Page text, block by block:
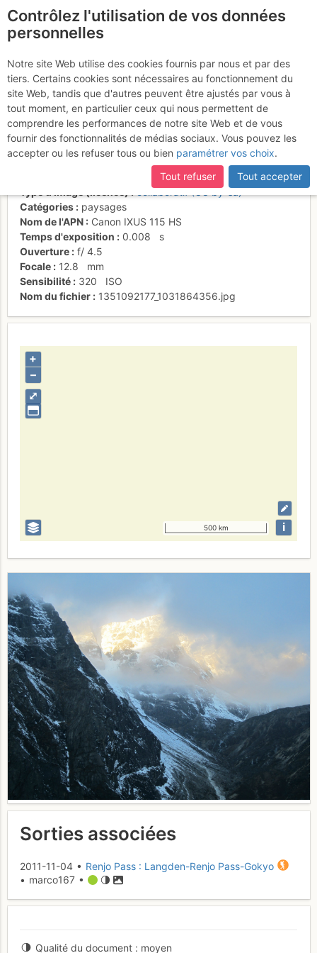
Levée de soleil dans la
montée au Renjo Pass
Activités
Date/heure
collaboratif (CC by-sa)
Catégories
paysages
Nom de l'APN
Canon IXUS 115 HS
Temps d'exposition
0.008
s
Ouverture
f/ 4.5
Focale
12.8
mm
Sensibilité
320
ISO
Nom du fichier
1351092177_1031864356.jpg
⤢
+
–
500 km i
Sorties associées
2011-11-04 • Renjo Pass : Langden-Renjo Pass-Gokyo
• marco167 •
Qualité du document moyen
Contrôlez l'utilisation de vos données
personnelles
Notre site Web utilise des cookies fournis par nous et par des
tiers. Certains cookies sont nécessaires au fonctionnement du
site Web, tandis que d'autres peuvent être ajustés par vous à
tout moment, en particulier ceux qui nous permettent de
comprendre les performances de notre site Web et de vous
fournir des fonctionnalités de médias sociaux. Vous pouvez les
accepter ou les refuser tous ou bien paramétrer vos choix.
Tout refuser
Tout accepter